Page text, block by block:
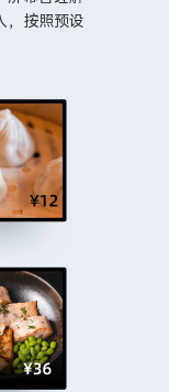
，按照预设